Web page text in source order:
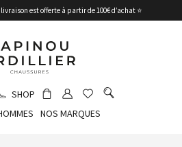
est offerte à partir de 100€ d’achat ⭐
SHOP
NOS MARQUES